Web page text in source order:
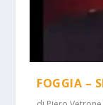
FOGGIA –